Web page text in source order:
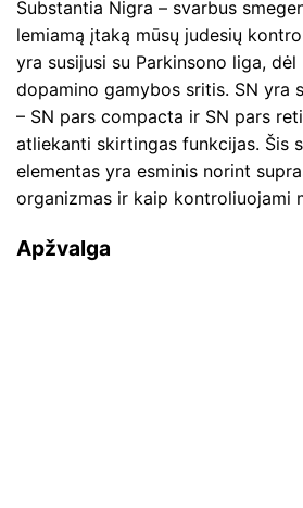
Substantia Nigra – svarbus
lemiamą įtaką mūsų judesių
yra susijusi su Parkinsono liga,
dopamino gamybos sritis. SN yra
– SN pars compacta ir SN pars
atliekanti skirtingas funkcijas. Šis
elementas yra esminis norint
organizmas ir kaip kontroliuojami
Apžvalga